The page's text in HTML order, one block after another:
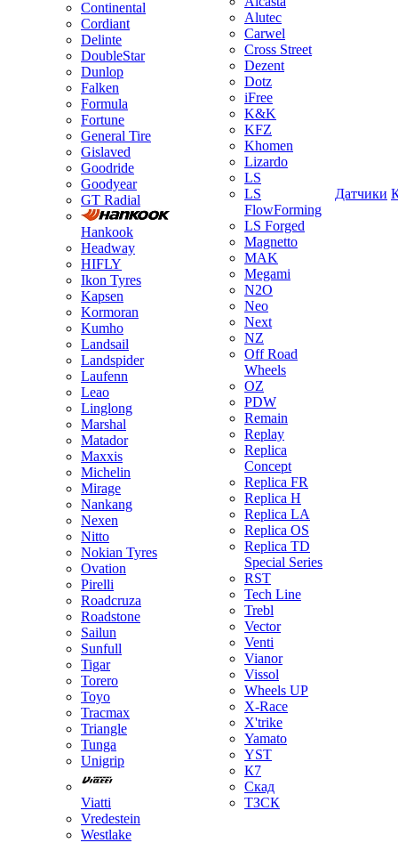
Continental
Cordiant
Delinte
DoubleStar
Dunlop
Falken
Formula
Fortune
General Tire
Gislaved
Goodride
Goodyear
GT Radial
Hankook
Headway
HIFLY
Ikon Tyres
Kapsen
Kormoran
Kumho
Landsail
Landspider
Laufenn
Leao
Linglong
Marshal
Matador
Maxxis
Michelin
Mirage
Nankang
Nexen
Nitto
Nokian Tyres
Ovation
Pirelli
Roadcruza
Roadstone
Sailun
Sunfull
Tigar
Torero
Toyo
Tracmax
Triangle
Tunga
Unigrip
Viatti
Vredestein
Westlake
Alutec
Carwel
Cross Street
Dezent
Dotz
iFree
K&K
KFZ
Khomen
Lizardo
LS
LS
FlowForming
LS Forged
Magnetto
MAK
Megami
N2O
Neo
Next
NZ
Off Road
Wheels
OZ
PDW
Remain
Replay
Replica
Concept
Replica FR
Replica H
Replica LA
Replica OS
Replica TD
Special Series
RST
Tech Line
Trebl
Vector
Venti
Vianor
Vissol
Wheels UP
X-Race
X'trike
Yamato
YST
К7
Скад
ТЗСК
Датчики